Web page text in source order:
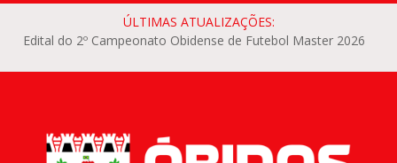
ÚLTIMAS ATUALIZAÇÕES:
Edital do 2º Campeonato Obidense de Futebol Master 2026